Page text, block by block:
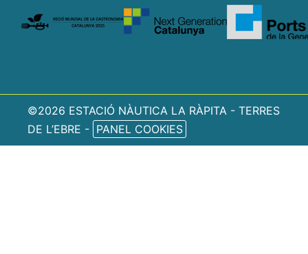
©2026 ESTACIÓ NÀUTICA LA RÀPITA - TERRES
DE L’EBRE - PANEL COOKIES